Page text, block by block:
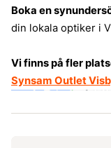
Boka en
din lokala optiker i
Vi finns på fler
Synsam Outlet